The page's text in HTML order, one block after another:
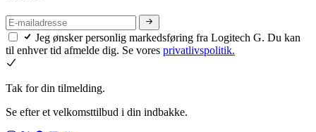
Jeg ønsker personlig markedsføring fra Logitech G. Du kan
til enhver tid afmelde dig. Se vores privatlivspolitik.
Tak for din tilmelding.
Se efter et velkomsttilbud i din indbakke.